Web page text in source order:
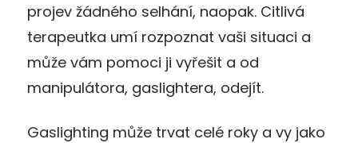
projev žádného selhání, naopak. Citlivá
terapeutka umí rozpoznat vaši situaci a
může vám pomoci ji vyřešit a od
manipulátora, gaslightera, odejít.
Gaslighting může trvat celé roky a vy jako